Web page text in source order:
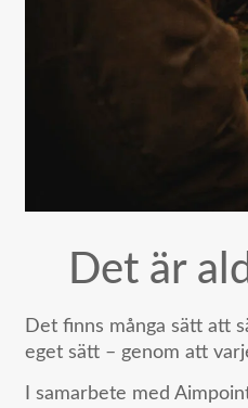
Det är
Det finns många sätt att
eget sätt – genom att
I samarbete med